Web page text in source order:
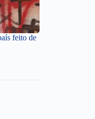
feito de